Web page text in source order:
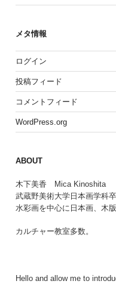
メタ情報
ログイン
投稿フィード
コメントフィード
WordPress.org
ABOUT
木下美香 Mica Kinoshita
武蔵野美術大学日本画学科卒
水彩画を中心に日本画、木
カルチャー教室多数。
Hello and allow me to